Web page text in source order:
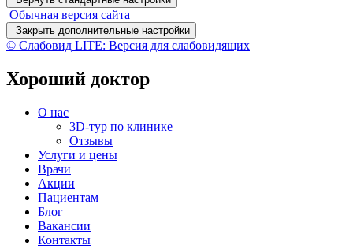
Обычная версия сайта
Закрыть дополнительные настройки
© Слабовид LITE: Версия для слабовидящих
Хороший доктор
О нас
3D-тур по клинике
Отзывы
Услуги и цены
Врачи
Акции
Пациентам
Блог
Вакансии
Контакты